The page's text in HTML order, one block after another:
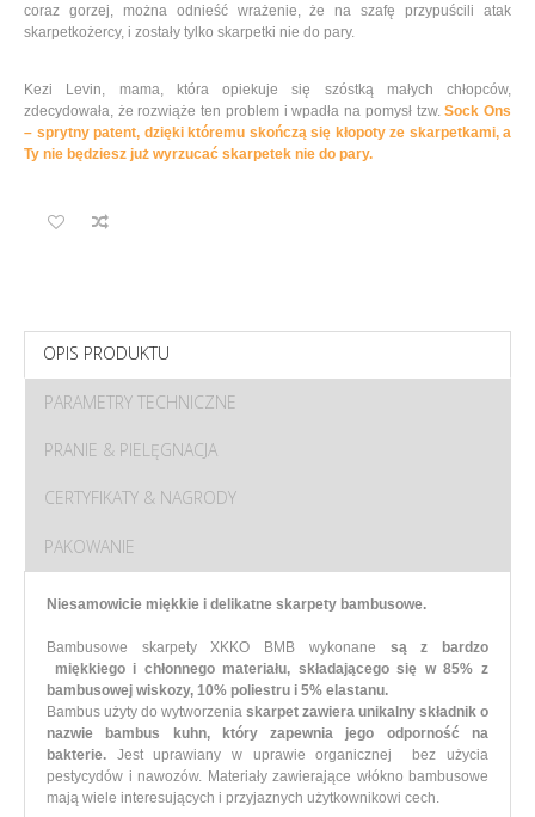
coraz gorzej, można odnieść wrażenie, że na szafę przypuścili atak
skarpetkożercy, i zostały tylko skarpetki nie do pary.
Kezi Levin, mama, która opiekuje się szóstką małych chłopców,
zdecydowała, że rozwiąże ten problem i wpadła na pomysł tzw.Sock Ons
– sprytny patent, dzięki któremu skończą się kłopoty ze skarpetkami, a
Ty nie będziesz już wyrzucać skarpetek nie do pary.
OPIS PRODUKTU
PARAMETRY TECHNICZNE
PRANIE & PIELĘGNACJA
CERTYFIKATY & NAGRODY
PAKOWANIE
Niesamowicie miękkie i delikatne skarpety bambusowe.
Bambusowe skarpety XKKO BMB wykonane są z bardzo
miękkiego i chłonnego materiału, składającego się w 85% z
bambusowej wiskozy, 10% poliestru i 5% elastanu.
Bambus użyty do wytworzenia skarpet zawiera unikalny składnik o
nazwie bambus kuhn, który zapewnia jego odporność na
bakterie. Jest uprawiany w uprawie organicznej bez użycia
pestycydów i nawozów. Materiały zawierające włókno bambusowe
mają wiele interesujących i przyjaznych użytkownikowi cech.